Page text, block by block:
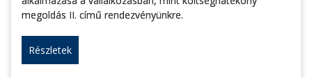
megoldás II. című rendezvényünkre.
Részletek